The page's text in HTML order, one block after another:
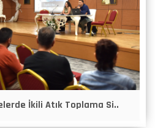
İkili Atık Toplama Si..